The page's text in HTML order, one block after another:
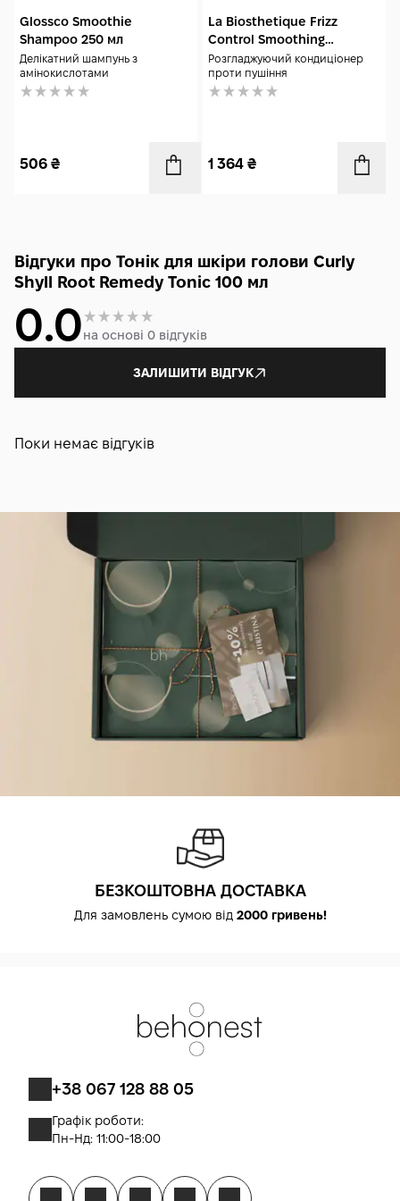
Extract, Oenothera Biennis (Evening Primrose) Root Extract,
Moringa Oleifera Seed Extract, Pueraria Lobata Root Extract,
Chamaecyparis Obtusa Water, Hydrolyzed Fibroin, Citrus
Aurantium Dulcis (Orange) Peel Oil, Citrus Tangerina
(Tangerine) Peel Oil, Litsea Cubeba Fruit Oil, Myristica
Carbomer, Disodium EDTA.
Glossco Smoothie
Shampoo 250 мл
Делікатний шампунь з
амінокислотами
506 ₴
La Biosthetique Frizz
Control Smoothing
Conditioner 150 мл
Розгладжуючий кондиціонер
проти пушіння
1 364 ₴
Відгуки про Тонік для шкіри голови Curly
Shyll Root Remedy Tonic 100 мл
0.0на основі 0 відгуків
ЗАЛИШИТИ ВІДГУК
Поки немає відгуків
БЕЗКОШТОВНА ДОСТАВКА
Для замовлень сумою від 2000 гривень!
+38 067 128 88 05
Графік роботи:
Пн-Нд: 11:00-18:00